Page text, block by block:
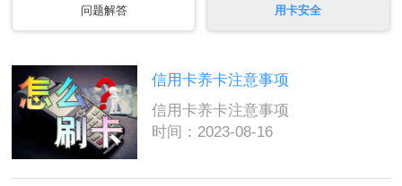
问题解答 用卡安全
信用卡养卡注意事项
信用卡养卡注意事项
时间：2023-08-16